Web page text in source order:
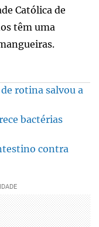
Católica de
têm uma
rotina salvou a
bactérias
contra